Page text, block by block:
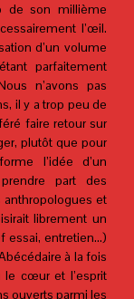
son millième
l’œil.
d’un volume
parfaitement
n’avons pas
il y a trop peu de
faire retour sur
plutôt que pour
l’idée d’un
part des
anthropologues et
librement un
essai, entretien…)
à la fois
le cœur et l’esprit
ouverts parmi les